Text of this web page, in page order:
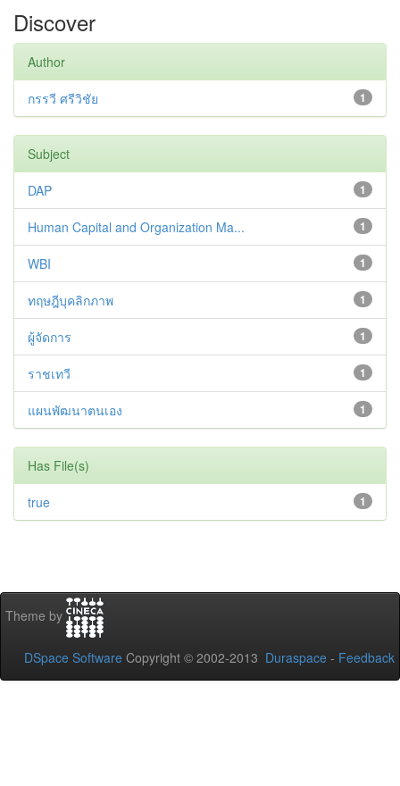
Discover
Author
1
กรรวี ศรีวิชัย
Subject
1
DAP
1
Human Capital and Organization Ma...
1
WBI
1
ทฤษฎีบุคลิกภาพ
1
ผู้จัดการ
1
ราชเทวี
1
แผนพัฒนาตนเอง
Has File(s)
1
true
Theme by
DSpace Software Copyright © 2002-2013 Duraspace - Feedback